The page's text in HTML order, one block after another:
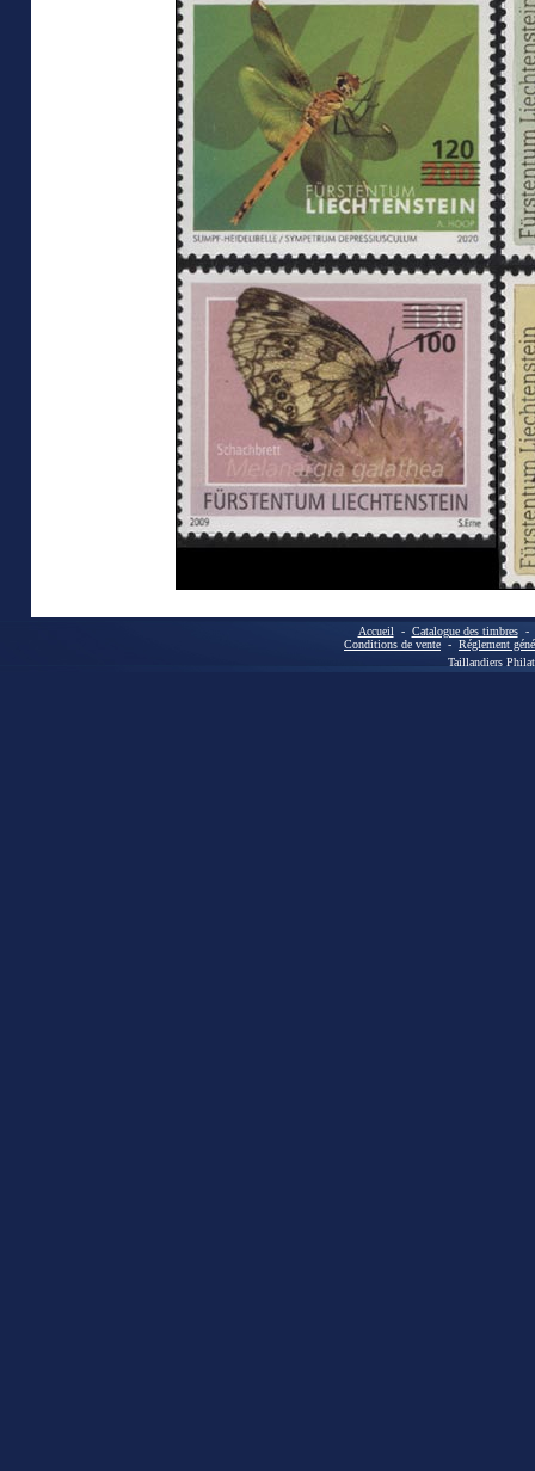
Accueil - Catalogue des timbres-
Conditions de vente - Réglement
Taillandiers